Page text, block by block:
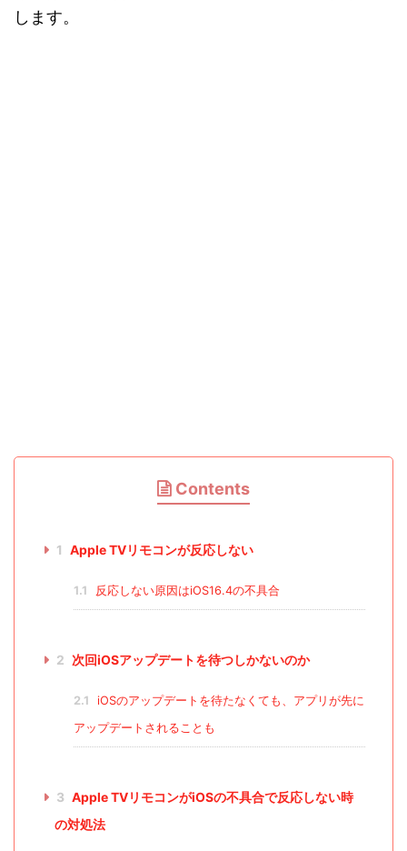
します。
Contents
1 Apple TVリモコンが反応しない
1.1 反応しない原因はiOS16.4の不具合
2 次回iOSアップデートを待つしかないのか
2.1
iOSのアップデートを待たなくても、アプリが先に
アップデートされることも
3 Apple TVリモコンがiOSの不具合で反応しない時
の対処法